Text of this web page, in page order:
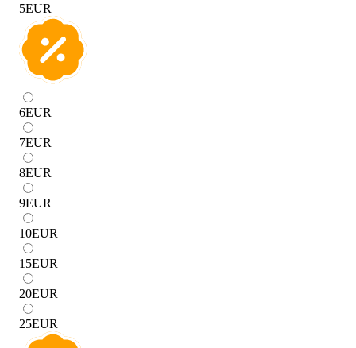
5EUR
6EUR
7EUR
8EUR
9EUR
10EUR
15EUR
20EUR
25EUR